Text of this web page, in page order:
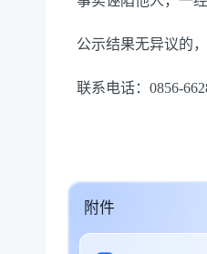
公示结果无异议的
联系电话：0856-
附件